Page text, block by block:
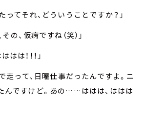
ってそれ、どういうことですか？」
の、仮病ですね（笑）」
は！！！」
で走って、日曜仕事だったんですよ。ニ
んですけど。あの……ははは、ははは